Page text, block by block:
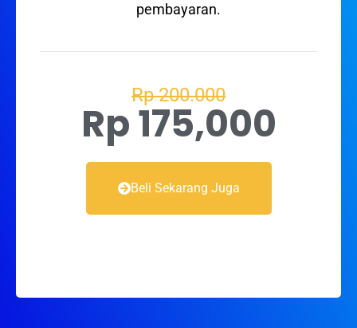
pembayaran.
Rp 200.000
Rp 175,000
Beli Sekarang Juga